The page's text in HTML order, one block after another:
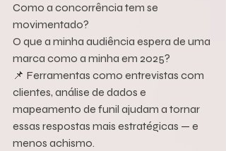
Como a concorrência tem se
movimentado?
O que a minha audiência espera de uma
marca como a minha em 2025?
📌 Ferramentas como entrevistas com
clientes, análise de dados e
mapeamento de funil ajudam a tornar
essas respostas mais estratégicas — e
menos achismo.